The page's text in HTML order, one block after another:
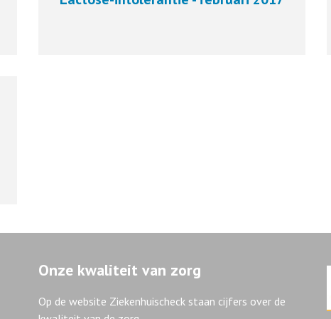
Onze kwaliteit van zorg
Op de website Ziekenhuischeck staan cijfers over de